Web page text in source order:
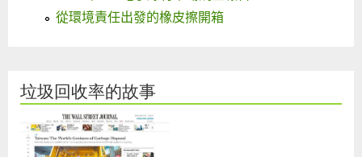
從環境責任出發的橡皮擦開箱
垃圾回收率的故事